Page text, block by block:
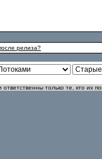
релиза?
только те, кто их